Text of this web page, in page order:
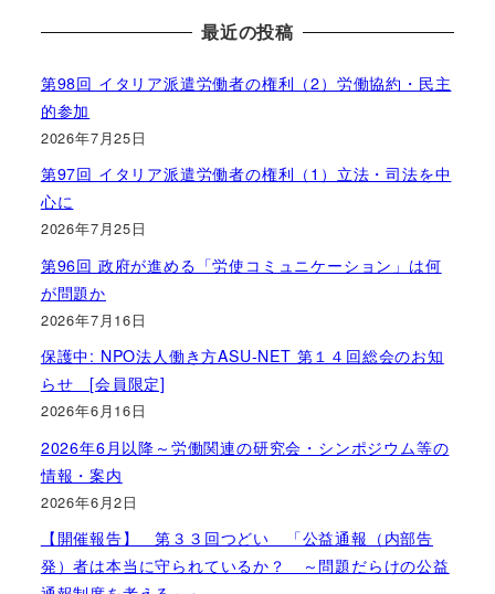
最近の投稿
第98回 イタリア派遣労働者の権利（2）労働協約・民主
的参加
2026年7月25日
第97回 イタリア派遣労働者の権利（1）立法・司法を中
心に
2026年7月25日
第96回 政府が進める「労使コミュニケーション」は何
が問題か
2026年7月16日
保護中: NPO法人働き方ASU-NET 第１４回総会のお知
らせ [会員限定]
2026年6月16日
2026年6月以降～労働関連の研究会・シンポジウム等の
情報・案内
2026年6月2日
【開催報告】 第３３回つどい 「公益通報（内部告
発）者は本当に守られているか？ ～問題だらけの公益